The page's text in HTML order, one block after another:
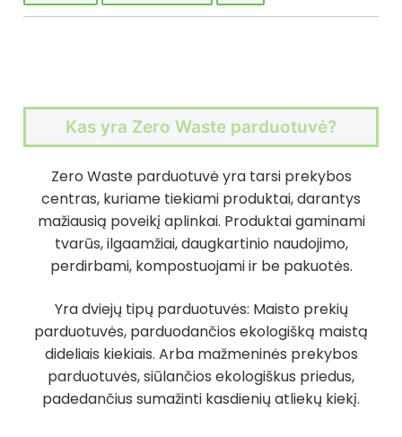
Kas yra Zero Waste parduotuvė?
Zero Waste parduotuvė yra tarsi prekybos
centras, kuriame tiekiami produktai, darantys
mažiausią poveikį aplinkai. Produktai gaminami
tvarūs, ilgaamžiai, daugkartinio naudojimo,
perdirbami, kompostuojami ir be pakuotės.
Yra dviejų tipų parduotuvės: Maisto prekių
parduotuvės, parduodančios ekologišką maistą
dideliais kiekiais. Arba mažmeninės prekybos
parduotuvės, siūlančios ekologiškus priedus,
padedančius sumažinti kasdienių atliekų kiekį.